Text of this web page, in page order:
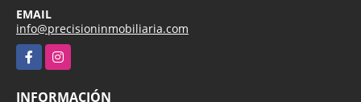
EMAIL
info@precisioninmobiliaria.com
FacebookInstagram
INFORMACIÓN